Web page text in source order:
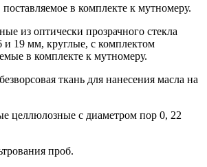
в комплекте к мутномеру.
из оптически прозрачного стекла
и 19 мм, круглые, с комплектом
в комплекте к мутномеру.
ткань для нанесения масла на
целлюлозные с диаметром пор 0, 22
проб.